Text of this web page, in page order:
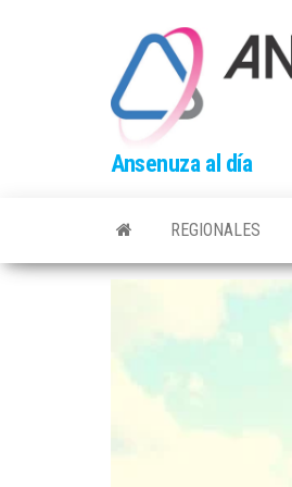
Ansenuza al día
REGIONALES